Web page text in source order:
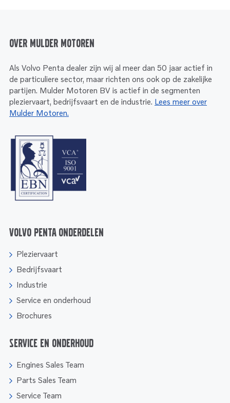
Over Mulder Motoren
Als Volvo Penta dealer zijn wij al meer dan 50 jaar actief in
de particuliere sector, maar richten ons ook op de zakelijke
partijen. Mulder Motoren BV is actief in de segmenten
pleziervaart, bedrijfsvaart en de industrie. Lees meer over
Mulder Motoren.
Volvo Penta onderdelen
Pleziervaart
Bedrijfsvaart
Industrie
Service en onderhoud
Brochures
Service en onderhoud
Engines Sales Team
Parts Sales Team
Service Team